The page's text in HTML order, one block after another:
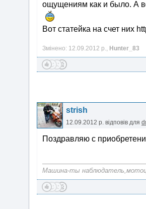
ощущениям как и было. А
Вот статейка на счет них
Змінено: 12.09.2012 р., Hunter_83
strish
12.09.2012 р. відповів для
Поздравляю с
Машина-ты